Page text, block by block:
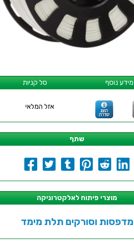
סל קניות מידע נוסף
אזל המלאי
שתף
מוצרי פיתוח לאלקטרוניקה
מדפסות וסורקים תלת מימד